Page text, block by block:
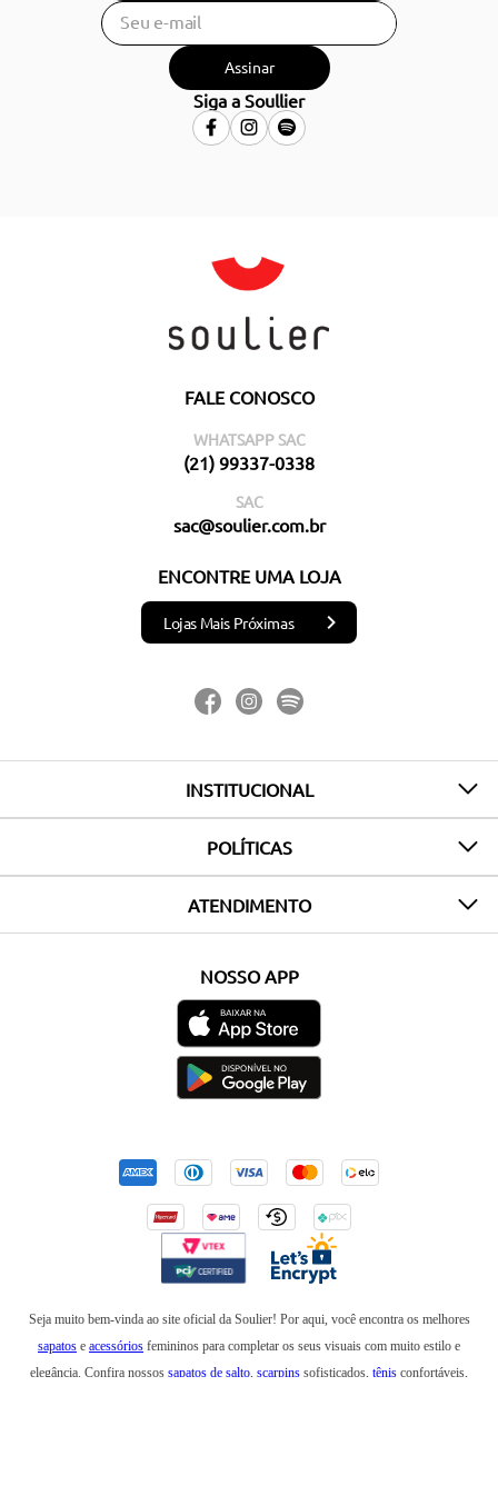
Assinar
Siga a Soullier
FALE CONOSCO
WHATSAPP SAC
(21) 99337-0338
SAC
sac@soulier.com.br
ENCONTRE UMA LOJA
Lojas Mais Próximas
INSTITUCIONAL
POLÍTICAS
ATENDIMENTO
NOSSO APP
Seja muito bem-vinda ao site oficial da Soulier! Por aqui, você encontra os melhores
sapatos e acessórios femininos para completar os seus visuais com muito estilo e
elegância. Confira nossos sapatos de salto, scarpins sofisticados, tênis confortáveis,